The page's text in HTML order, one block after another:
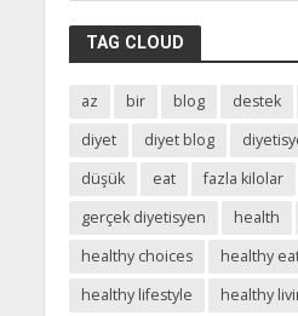
TAG CLOUD
az bir blog destek
diyet
diyet blog
düşük
eat fazla kilolar
gerçek diyetisyen
health
healthy choices
healthy
healthy lifestyle
healthy